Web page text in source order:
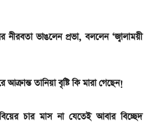
ভাঙলেন প্রভা, বললেন ‘জ্বালাময়ী
আক্রান্ত তানিয়া বৃষ্টি কি মারা গেছেন!
বিয়ের চার মাস না যেতেই আবার বিচ্ছেদ